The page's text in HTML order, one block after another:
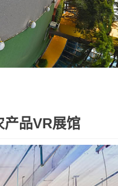
产品VR展馆